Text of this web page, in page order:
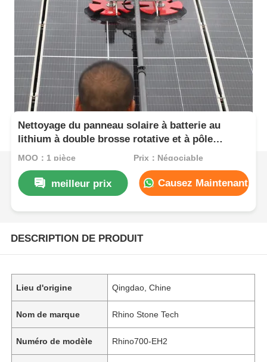
Nettoyage du panneau solaire à batterie au
lithium à double brosse rotative et à pôle
télescopique pour les systèmes photovoltaïques
MOQ：1 pièce Prix：Négociable
meilleur prix Causez Maintenant
DESCRIPTION DE PRODUIT
Lieu d'origine Qingdao, Chine
Nom de marque Rhino Stone Tech
Numéro de modèle Rhino700-EH2